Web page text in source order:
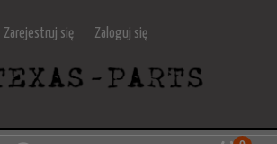
Zarejestruj się Zaloguj się